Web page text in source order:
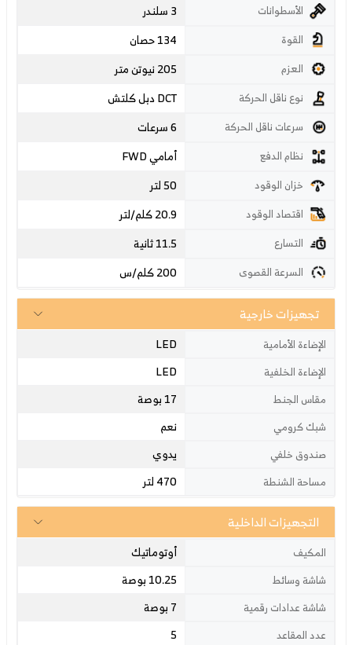
الأسطوانات 3 سلندر
القوة 134 حصان
العزم 205 نيوتن متر
نوع ناقل الحركة دبل كلتش DCT
سرعات ناقل الحركة 6 سرعات
نظام الدفع أمامي FWD
خزان الوقود 50 لتر
اقتصاد الوقود 20.9 كلم/لتر
التسارع 11.5 ثانية
السرعة القصوى 200كلم/س
تجهيزات خارجية
الإضاءة الأمامية LED
الإضاءة الخلفية LED
مقاس الجنط 17 بوصة
شبك كرومي نعم
صندوق خلفي يدوي
مساحة الشنطة 470 لتر
التجهيزات الداخلية
المكيف أوتوماتيك
شاشة وسائط 10.25 بوصة
شاشة عدادات رقمية 7 بوصة
عدد المقاعد 5